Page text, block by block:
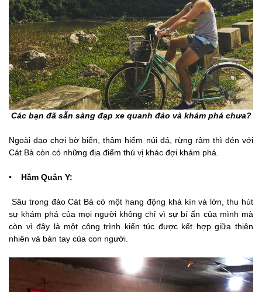
Các bạn đã sẵn sàng đạp xe quanh đảo và khám phá chưa?
Ngoài dạo chơi bờ biển, thảm hiểm núi đá, rừng rậm thì đén với
Cát Bà còn có những địa điểm thú vị khác đợi khám phá.
• Hầm Quân Y:
Sâu trong đảo Cát Bà có một hang động khá kín và lớn, thu hút
sự khám phá của mọi người không chỉ vì sự bí ẩn của mình mà
còn vì đây là một công trình kiến túc được kết hợp giữa thiên
nhiên và bàn tay của con người.